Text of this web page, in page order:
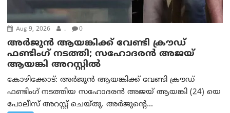
Aug 9, 2026 . 0
അർജുൻ ആയങ്കിക്ക് വേണ്ടി ക്രൗഡ്
ഫണ്ടിംഗ് നടത്തി; സഹോദരന്‍ അജയ്
ആയങ്കി അറസ്റ്റിൽ
കോഴിക്കോട്: അർജുൻ ആയങ്കിക്ക് വേണ്ടി ക്രൗഡ്
ഫണ്ടിംഗ് നടത്തിയ സഹോദരന്‍ അജയ് ആയങ്കി (24) യെ
പോലീസ് അറസ്റ്റ് ചെയ്തു. അർജുന്റെ...